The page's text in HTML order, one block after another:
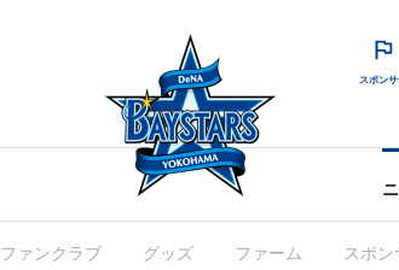
スポン
ファンクラブ グッズ ファーム スポン